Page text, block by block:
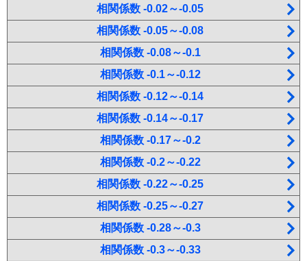
相関係数 -0.02～-0.05
相関係数 -0.05～-0.08
相関係数 -0.08～-0.1
相関係数 -0.1～-0.12
相関係数 -0.12～-0.14
相関係数 -0.14～-0.17
相関係数 -0.17～-0.2
相関係数 -0.2～-0.22
相関係数 -0.22～-0.25
相関係数 -0.25～-0.27
相関係数 -0.28～-0.3
相関係数 -0.3～-0.33